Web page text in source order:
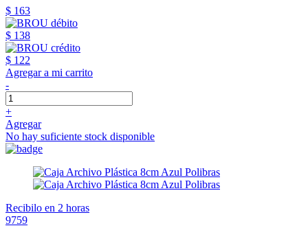
$ 163
$ 138
$ 122
Agregar a mi carrito
-
+
Agregar
No hay suficiente stock disponible
Recibilo en 2 horas
9759